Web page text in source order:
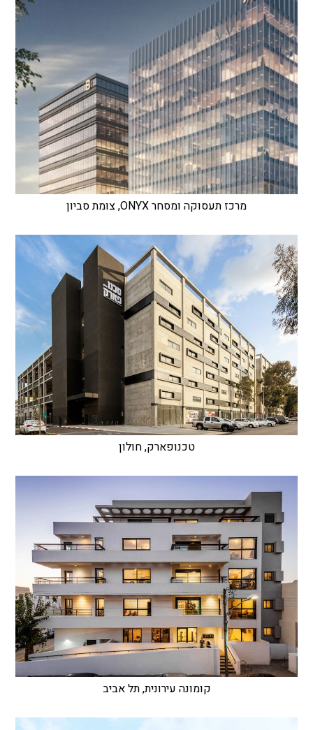
מרכז תעסוקה ומסחר ONYX, צומת סביון
טכנופארק, חולון
קומונה עירונית, תל אביב